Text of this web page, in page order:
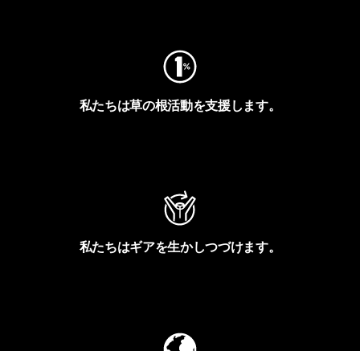
私たちは草の根活動を支援します。
私たちはギアを生かしつづけます。